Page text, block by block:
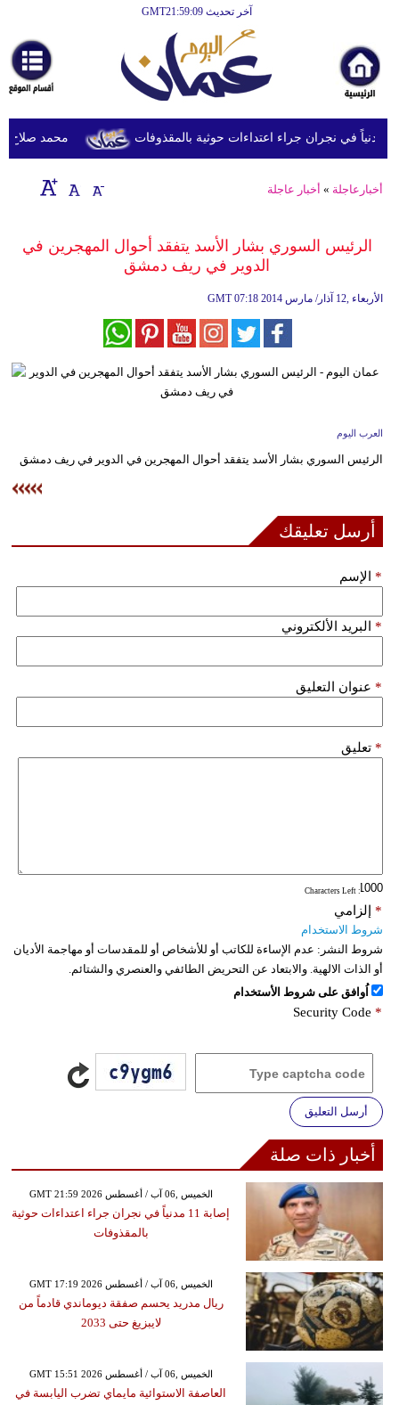
آخر تحديث GMT21:59:09
أخبارعاجلة
رياضة
ثقافة
إقتصاد
وموسيقى
سياحة
أخبار
وتكنولوجيا
محمد صلاح يصل
أخبارعاجلة » أخبار عاجلة
الرئيس السوري بشار الأسد يتفقد أحوال المهجرين في
الدوير في ريف دمشق
GMT 07:18 2014 الأربعاء ,12 آذار/ مارس
العرب اليوم
الرئيس السوري بشار الأسد يتفقد أحوال المهجرين في الدوير في ريف دمشق
أرسل تعليقك
الإسم *
البريد الألكتروني *
عنوان التعليق *
تعليق *
: Characters Left
إلزامي *
شروط الاستخدام
شروط النشر: عدم الإساءة للكاتب أو للأشخاص أو للمقدسات أو مهاجمة الأديان
أو الذات الالهية. والابتعاد عن التحريض الطائفي والعنصري والشتائم.
اُوافق على شروط الأستخدام
Security Code *
أرسل التعليق
أخبار ذات صلة
GMT 21:59 2026 الخميس ,06 آب / أغسطس
إصابة 11 مدنياً في نجران جراء اعتداءات حوثية
بالمقذوفات
GMT 17:19 2026 الخميس ,06 آب / أغسطس
ريال مدريد يحسم صفقة ديوماندي قادماً من
لايبزيغ حتى 2033
GMT 15:51 2026 الخميس ,06 آب / أغسطس
العاصفة الاستوائية مايماي تضرب اليابسة في